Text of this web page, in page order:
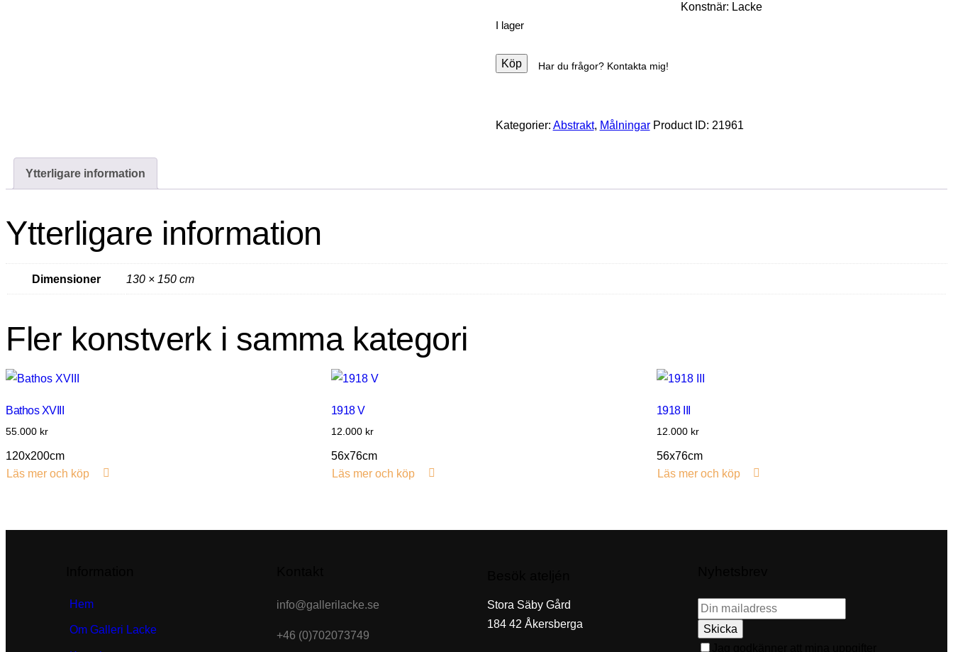
Konstnär: Lacke
I lager
Köp Har du frågor? Kontakta mig!
Kategorier: Abstrakt, Målningar Product ID: 21961
Ytterligare information
Ytterligare information
Dimensioner 130 × 150 cm
Fler konstverk i samma kategori
Bathos XVIII
55.000 kr
120x200cm
Läs mer och köp
1918 V
12.000 kr
56x76cm
Läs mer och köp
1918 III
12.000 kr
56x76cm
Läs mer och köp
Hem
Om Galleri Lacke
info@gallerilacke.se
+46 (0)702073749
Stora Säby Gård
184 42 Åkersberga
Skicka